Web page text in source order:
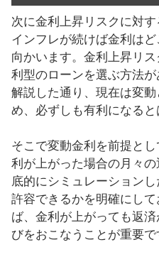
次に金利上昇リスクに対す
インフレが続けば金利は
向かいます。金利上昇リ
利型のローンを選ぶ方法が
解説した通り、現在は変
め、必ずしも有利になると
そこで変動金利を前提と
利が上がった場合の月々
底的にシミュレーション
許容できるかを明確にし
ば、金利が上がっても返
びをおこなうことが重要で